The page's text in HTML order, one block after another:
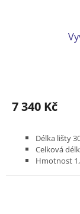
7 340 Kč
Délka lišty
Celková
Hmotnost
Pro